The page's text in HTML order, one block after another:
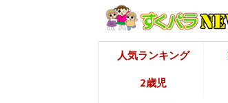
人気ランキング
2歳児